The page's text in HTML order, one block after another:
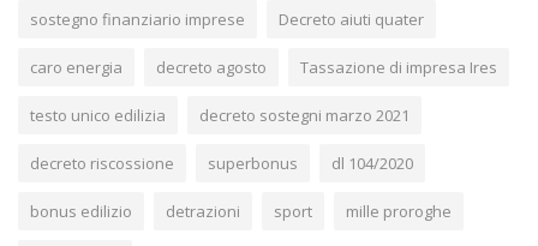
sostegno finanziario imprese Decreto aiuti quater
caro energia decreto agosto Tassazione di impresa Ires
testo unico edilizia decreto sostegni marzo 2021
decreto riscossione superbonus dl 104/2020
bonus edilizio detrazioni sport mille proroghe